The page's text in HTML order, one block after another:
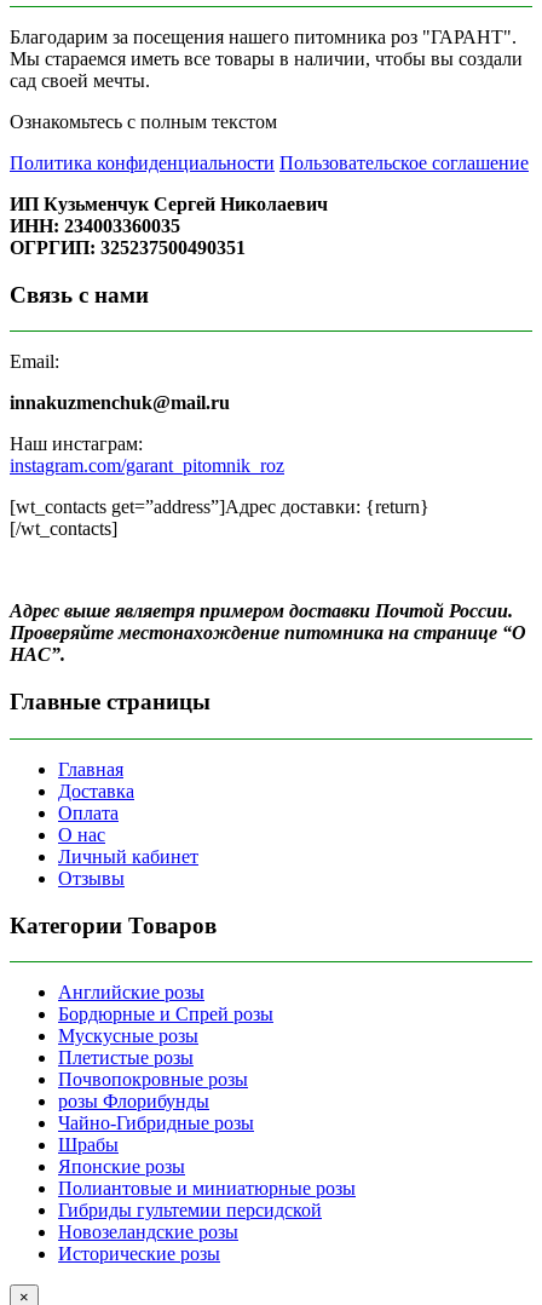
Благодарим за посещения нашего питомника роз "ГАРАНТ".
Мы стараемся иметь все товары в наличии, чтобы вы создали
сад своей мечты.
Ознакомьтесь с полным текстом
Политика конфиденциальности Пользовательское соглашение
ИП Кузьменчук Сергей Николаевич
ИНН: 234003360035
ОГРГИП: 325237500490351
Связь с нами
Email:
innakuzmenchuk@mail.ru
Наш инстаграм:
instagram.com/garant_pitomnik_roz
[wt_contacts get=”address”]Адрес доставки: {return}
[/wt_contacts]
Адрес выше являетря примером доставки Почтой России.
Проверяйте местонахождение питомника на странице “О
НАС”.
Главные страницы
Главная
Доставка
Оплата
О нас
Личный кабинет
Отзывы
Категории Товаров
Английские розы
Бордюрные и Спрей розы
Мускусные розы
Плетистые розы
Почвопокровные розы
розы Флорибунды
Чайно-Гибридные розы
Шрабы
Японские розы
Полиантовые и миниатюрные розы
Гибриды гультемии персидской
Новозеландские розы
Исторические розы
×